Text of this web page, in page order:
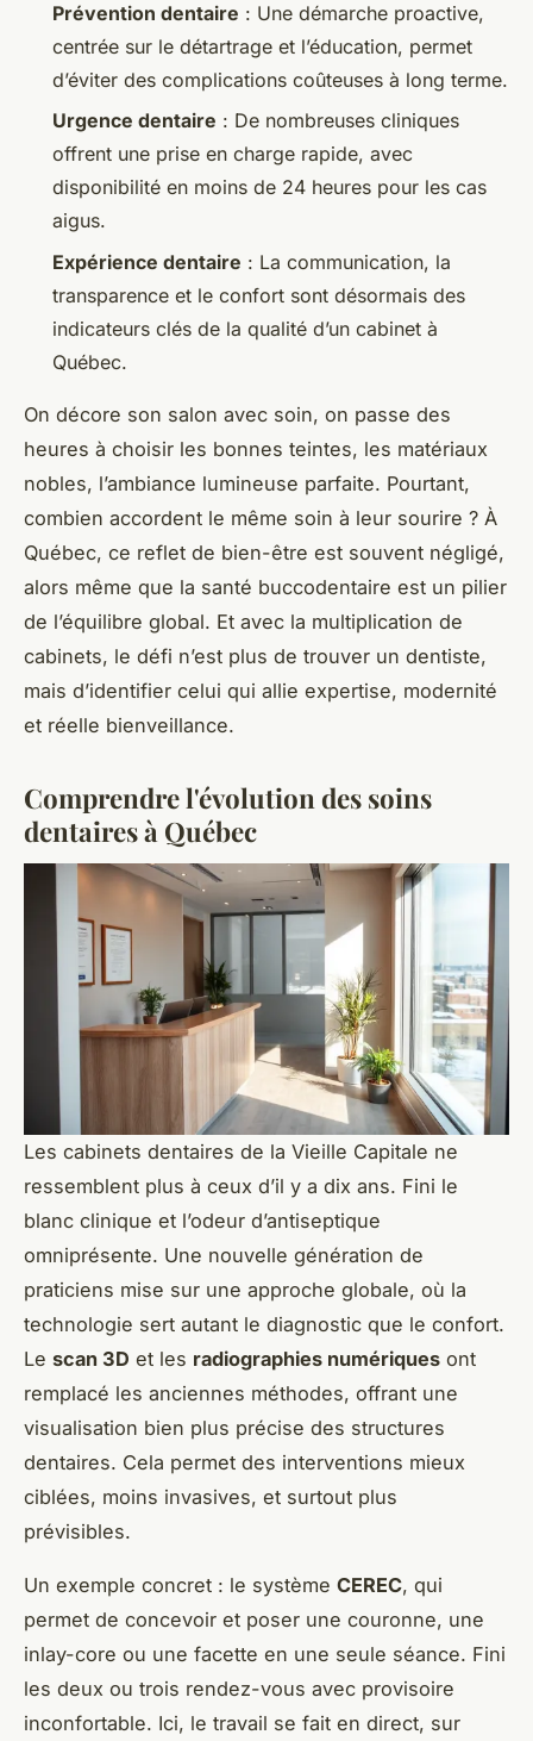
Prévention dentaire : Une démarche proactive,
centrée sur le détartrage et l’éducation, permet
d’éviter des complications coûteuses à long terme.
Urgence dentaire : De nombreuses cliniques
offrent une prise en charge rapide, avec
disponibilité en moins de 24 heures pour les cas
aigus.
Expérience dentaire : La communication, la
transparence et le confort sont désormais des
indicateurs clés de la qualité d’un cabinet à
Québec.
On décore son salon avec soin, on passe des
heures à choisir les bonnes teintes, les matériaux
nobles, l’ambiance lumineuse parfaite. Pourtant,
combien accordent le même soin à leur sourire ? À
Québec, ce reflet de bien-être est souvent négligé,
alors même que la santé buccodentaire est un pilier
de l’équilibre global. Et avec la multiplication de
cabinets, le défi n’est plus de trouver un dentiste,
mais d’identifier celui qui allie expertise, modernité
et réelle bienveillance.
Comprendre l'évolution des soins
dentaires à Québec
Les cabinets dentaires de la Vieille Capitale ne
ressemblent plus à ceux d’il y a dix ans. Fini le
blanc clinique et l’odeur d’antiseptique
omniprésente. Une nouvelle génération de
praticiens mise sur une approche globale, où la
technologie sert autant le diagnostic que le confort.
Le scan 3D et les radiographies numériques ont
remplacé les anciennes méthodes, offrant une
visualisation bien plus précise des structures
dentaires. Cela permet des interventions mieux
ciblées, moins invasives, et surtout plus
prévisibles.
Un exemple concret : le système CEREC, qui
permet de concevoir et poser une couronne, une
inlay-core ou une facette en une seule séance. Fini
les deux ou trois rendez-vous avec provisoire
inconfortable. Ici, le travail se fait en direct, sur